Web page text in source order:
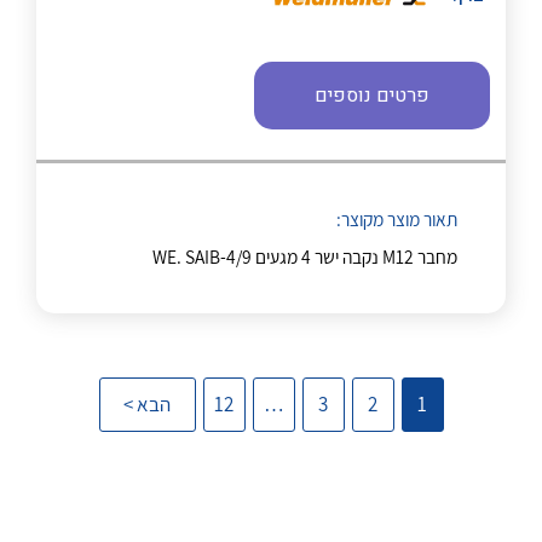
נקודות מכירה
הצוות שלנו
צור קשר
פרטים נוספים
תאור מוצר מקוצר:
מחבר M12 נקבה ישר 4 מגעים WE. SAIB-4/9
1
2
3
…
12 הבא >